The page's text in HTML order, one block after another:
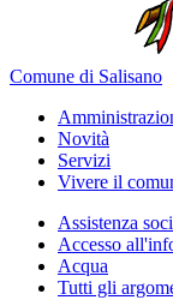
Comune di Salisano
Novità
Servizi
Vivere il
Assistenza
Accesso
Acqua
Tutti gli